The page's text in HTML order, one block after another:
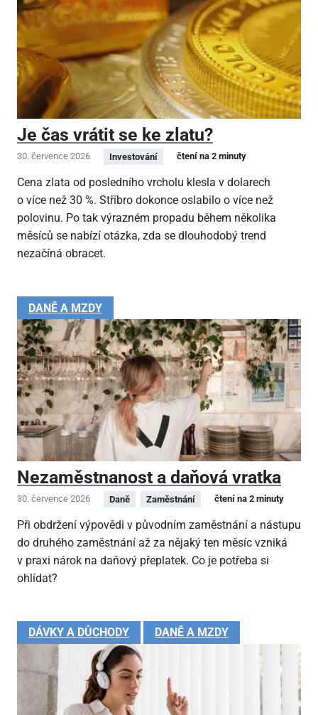
Je čas vrátit se ke zlatu?
30. července 2026 Investování čtení na 2 minuty
Cena zlata od posledního vrcholu klesla v dolarech
o více než 30 %. Stříbro dokonce oslabilo o více než
polovinu. Po tak výrazném propadu během několika
měsíců se nabízí otázka, zda se dlouhodobý trend
nezačíná obracet.
DANĚ A MZDY
Nezaměstnanost a daňová vratka
30. července 2026 Daně Zaměstnání čtení na 2 minuty
Při obdržení výpovědi v původním zaměstnání a nástupu
do druhého zaměstnání až za nějaký ten měsíc vzniká
v praxi nárok na daňový přeplatek. Co je potřeba si
ohlídat?
DÁVKY A DŮCHODY DANĚ A MZDY